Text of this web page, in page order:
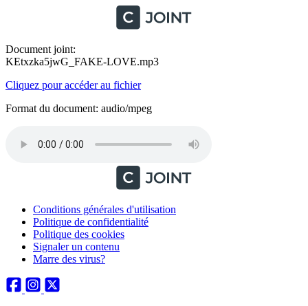
Document joint:
KEtxzka5jwG_FAKE-LOVE.mp3
Cliquez pour accéder au fichier
Format du document: audio/mpeg
Conditions générales d'utilisation
Politique de confidentialité
Politique des cookies
Signaler un contenu
Marre des virus?